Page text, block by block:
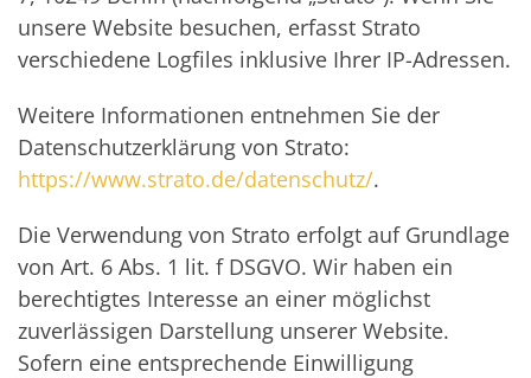
unsere Website besuchen, erfasst Strato
verschiedene Logfiles inklusive Ihrer IP-Adressen.
Weitere Informationen entnehmen Sie der
Datenschutzerklärung von Strato:
https://www.strato.de/datenschutz/.
Die Verwendung von Strato erfolgt auf Grundlage
von Art. 6 Abs. 1 lit. f DSGVO. Wir haben ein
berechtigtes Interesse an einer möglichst
zuverlässigen Darstellung unserer Website.
Sofern eine entsprechende Einwilligung